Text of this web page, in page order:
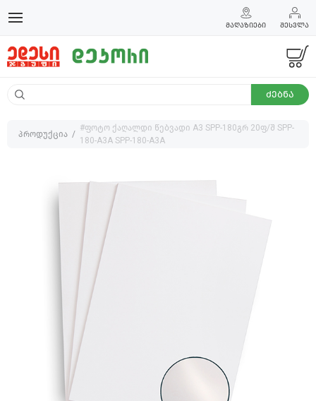
ᲛᲐᲦᲐᲖᲘᲔᲑᲘ ᲨᲔᲡᲕᲚᲐ
ᲫᲔᲑᲜᲐ
პროდუქცია
#ფოტო ქაღალდი წებვადი A3 SPP-180გრ 20ფ/შ SPP-
180-A3A SPP-180-A3A